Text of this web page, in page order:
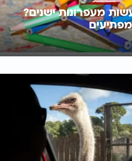
מעפרונות ישנים?
ומפתיעים